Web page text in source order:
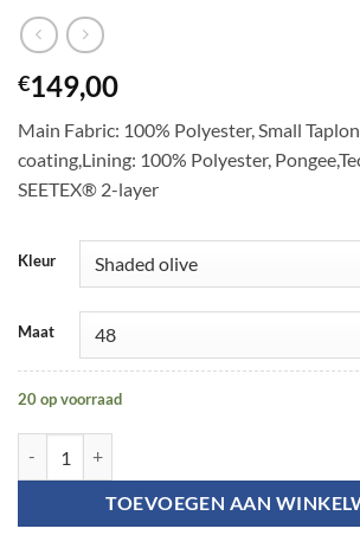
€149,00
Main Fabric: 100% Polyester, Small
coating,Lining: 100% Polyester,
SEETEX® 2-layer
Kleur
Maat
20 op voorraad
TOEVOEGEN AAN